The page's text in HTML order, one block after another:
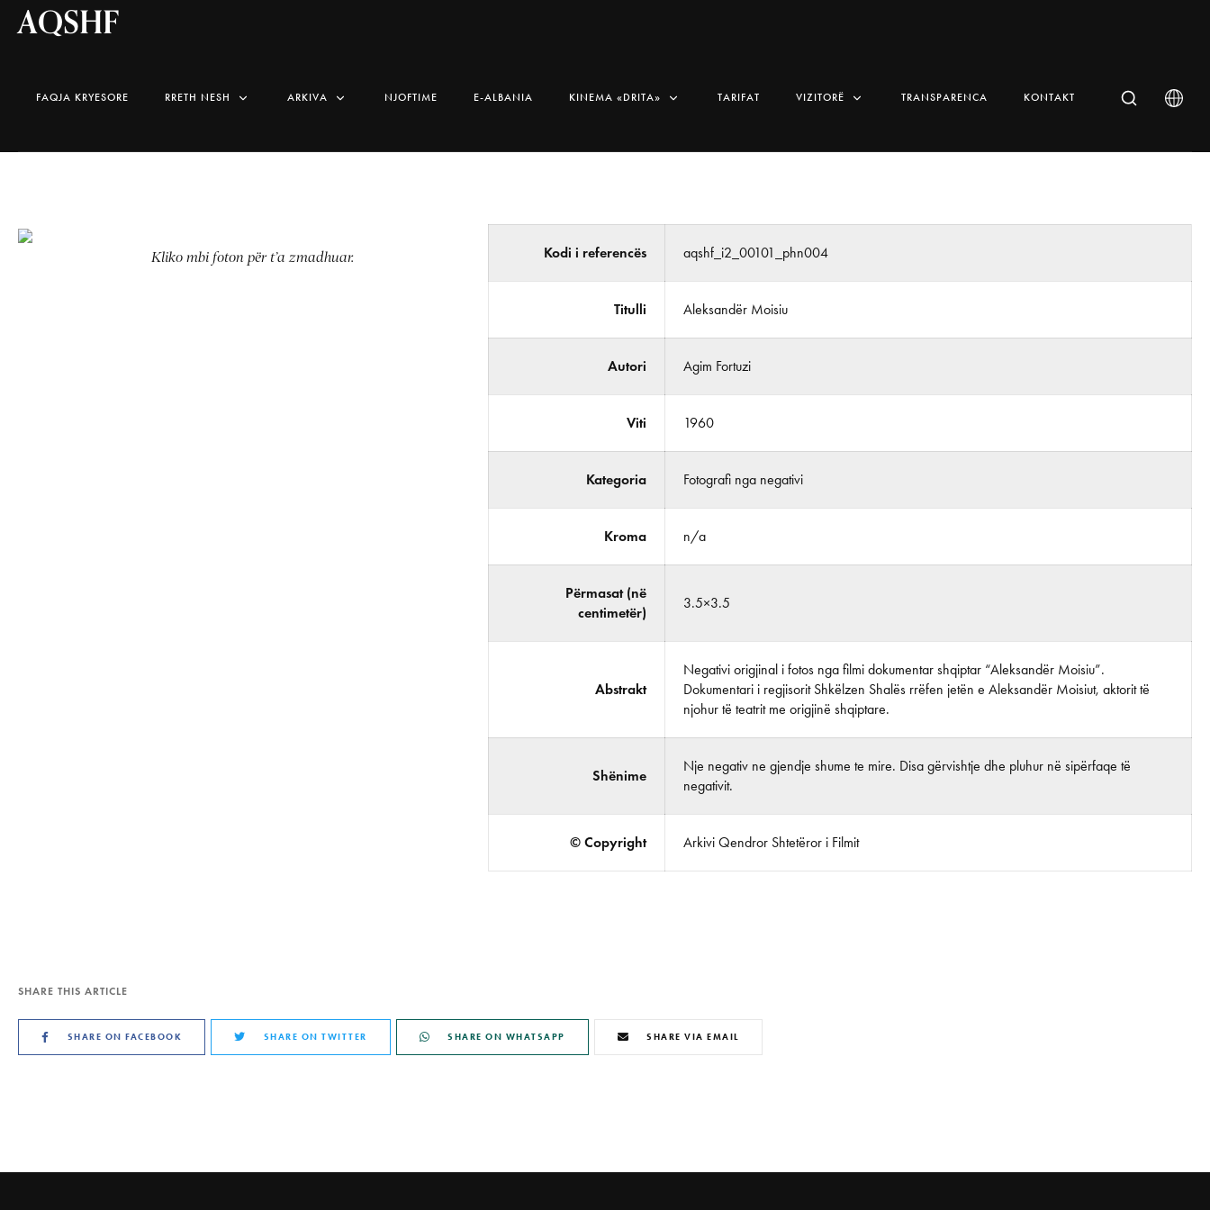
AQSHF
FAQJA KRYESORE RRETH NESH ARKIVA NJOFTIME E-ALBANIA KINEMA «DRITA» TARIFAT VIZITORË TRANSPARENCA KONTAKT
Kliko mbi foton për t’a zmadhuar. Kodi i referencës aqshf_i2_00101_phn004
Titulli Aleksandër Moisiu
Autori Agim Fortuzi
Viti 1960
Kategoria Fotografi nga negativi
Kroma n/a
Përmasat (në
centimetër)
3.5×3.5
Abstrakt
Negativi origjinal i fotos nga filmi dokumentar shqiptar “Aleksandër Moisiu”.
Dokumentari i regjisorit Shkëlzen Shalës rrëfen jetën e Aleksandër Moisiut, aktorit të
njohur të teatrit me origjinë shqiptare.
Shënime
Nje negativ ne gjendje shume te mire. Disa gërvishtje dhe pluhur në sipërfaqe të
negativit.
© Copyright Arkivi Qendror Shtetëror i Filmit
SHARE THIS ARTICLE
SHARE ON FACEBOOK SHARE ON TWITTER SHARE ON WHATSAPP SHARE VIA EMAIL